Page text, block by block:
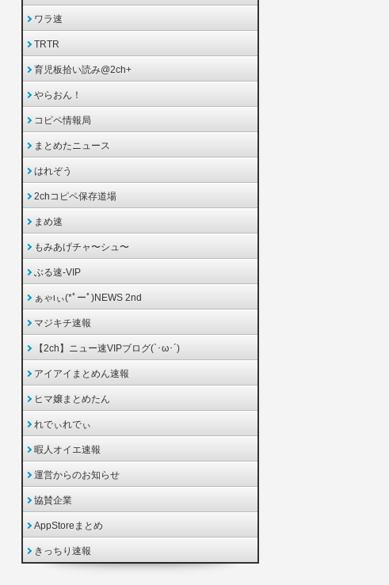
ワラ速
TRTR
育児板拾い読み@2ch+
やらおん！
コピペ情報局
まとめたニュース
はれぞう
2chコピペ保存道場
まめ速
もみあげチャ〜シュ〜
ぶる速-VIP
ぁゃιぃ(*ﾟーﾟ)NEWS 2nd
マジキチ速報
【2ch】ニュー速VIPブログ(`･ω･´)
アイアイまとめん速報
ヒマ嬢まとめたん
れでぃれでぃ
暇人オイエ速報
運営からのお知らせ
協賛企業
AppStoreまとめ
きっちり速報